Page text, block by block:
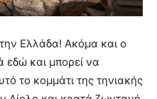
Ελλάδα! Ακόμα και ο
εδώ και μπορεί να
το κομμάτι της τηνιακής